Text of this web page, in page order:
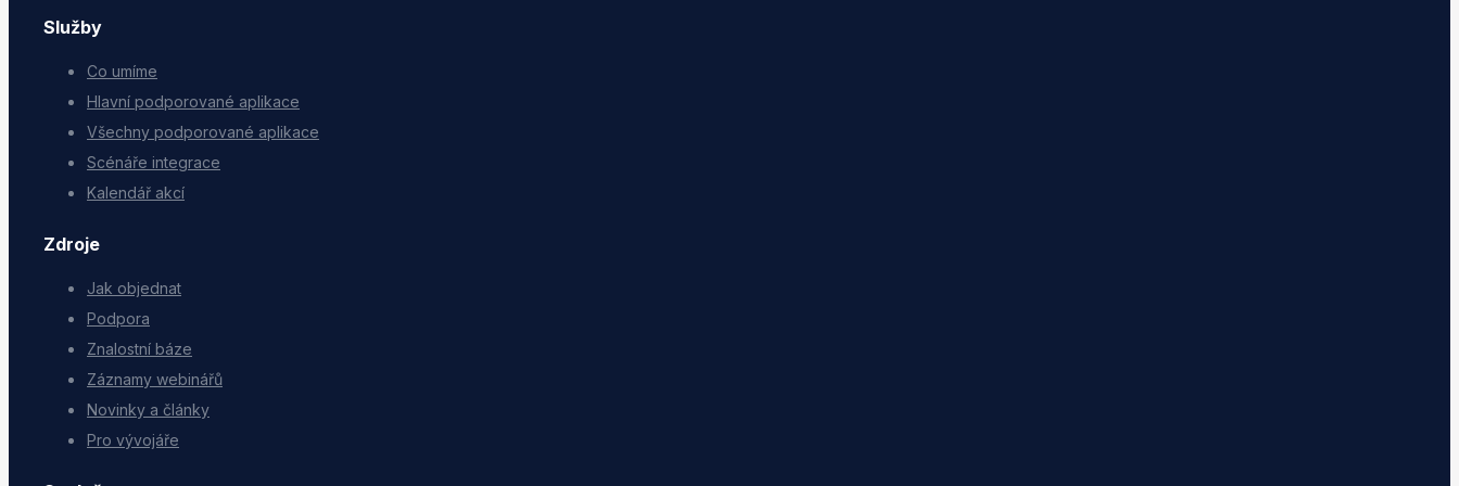
Služby
Co umíme
Hlavní podporované aplikace
Všechny podporované aplikace
Scénáře integrace
Kalendář akcí
Zdroje
Jak objednat
Podpora
Znalostní báze
Záznamy webinářů
Novinky a články
Pro vývojáře